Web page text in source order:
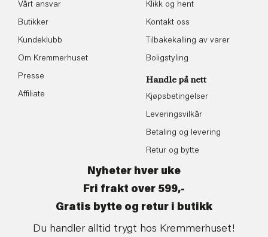
Vårt ansvar
Butikker
Kundeklubb
Om Kremmerhuset
Presse
Affiliate
Klikk og hent
Kontakt oss
Tilbakekalling av varer
Boligstyling
Handle på nett
Kjøpsbetingelser
Leveringsvilkår
Betaling og levering
Retur og bytte
Nyheter hver uke
Fri frakt over 599,-
Gratis bytte og retur i butikk
Du handler alltid trygt hos Kremmerhuset!